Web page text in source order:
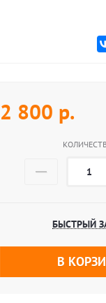
2 800 р.
БЫСТРЫЙ
В